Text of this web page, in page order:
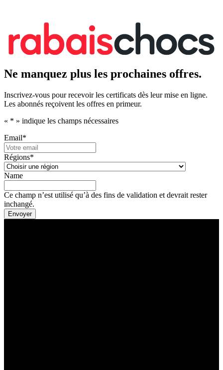
Ne manquez plus les prochaines offres.
Inscrivez-vous pour recevoir les certificats dès leur mise en ligne.
Les abonnés reçoivent les offres en primeur.
« * » indique les champs nécessaires
Email*
Régions*
Name
Ce champ n’est utilisé qu’à des fins de validation et devrait rester
inchangé.